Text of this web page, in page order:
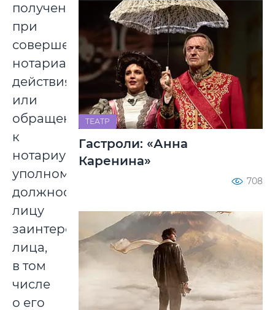
полученные
при
совершении
нотариального
действия
или
обращении
к
нотариусу,
уполномоченному
должностному
лицу
заинтересованного
лица,
в том
числе
о его
ТЕАТР
Гастроли: «Анна
Каренина»
708